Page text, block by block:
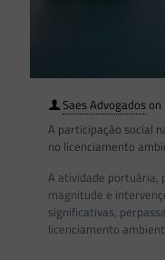
Saes Advogadoson
A participação social
no licenciamento
A atividade portuária,
magnitude e
significativas,
licenciamento